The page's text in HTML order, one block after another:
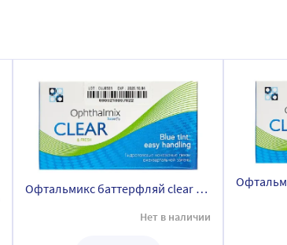
Офтальмикс баттерфляй clear контактные линзы плановой замены 8,6/14,2/-9,00/ 4 шт./blue tint
Нет в наличии